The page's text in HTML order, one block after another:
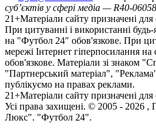
суб’єктів у сфері медіа — R40-06058
21+Матеріали сайту призначені
При цитуванні і використанні
на "Футбол 24" обов'язкове. При
мережі Інтернет гіперпосилання на
обов'язкове. Матеріали зі знаком
"Партнерський матеріал",
публікуємо на правах реклами.
21+Матеріали сайту призначені
Усi права захищенi. © 2005 - 2026 ,
Люкс". "Футбол 24".